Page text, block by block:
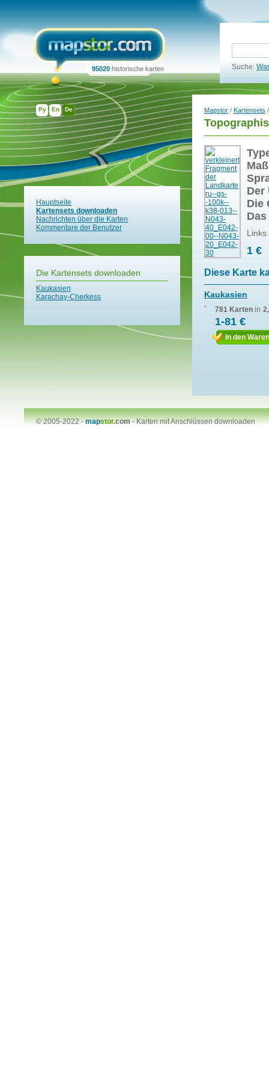
Ру En De
95020 historische karten Suche:
Hauptseite
Kartensets downloaden
Nachrichten über die Karten
Kommentare der Benutzer
Die Kartensets downloaden
Kaukasien
Karachay-Cherkess
Mapstor / Kartensets
Der
Die
1 €
Diese Karte
Kaukasien
781 Karten in
1-81 €
In den
© 2005-2022 -mapstor.com-Karten mit Anschlüssen downloaden